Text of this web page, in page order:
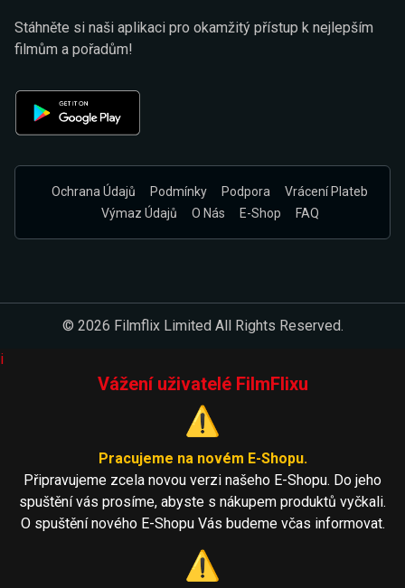
Stáhněte si naši aplikaci pro okamžitý přístup k nejlepším
filmům a pořadům!
Ochrana Údajů Podmínky Podpora
Vrácení Plateb
Výmaz Údajů
O Nás E-Shop FAQ
© 2026 Filmflix Limited All Rights Reserved.
i
Vážení uživatelé FilmFlixu
⚠️
Pracujeme na novém E-Shopu.
Připravujeme zcela novou verzi našeho E-Shopu. Do jeho
spuštění vás prosíme, abyste s nákupem produktů vyčkali.
O spuštění nového E-Shopu Vás budeme včas informovat.
⚠️